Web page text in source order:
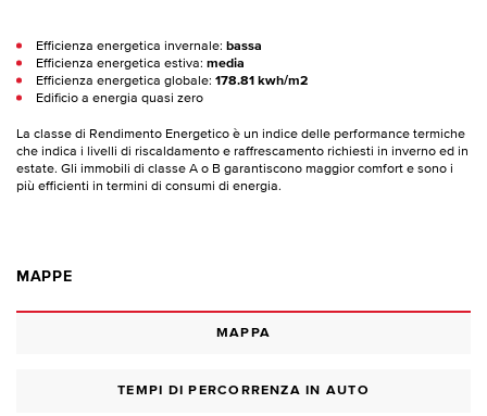
Efficienza energetica invernale: bassa
Efficienza energetica estiva: media
Efficienza energetica globale: 178.81 kwh/m2
Edificio a energia quasi zero
La classe di Rendimento Energetico è un indice delle performance termiche
che indica i livelli di riscaldamento e raffrescamento richiesti in inverno ed in
estate. Gli immobili di classe A o B garantiscono maggior comfort e sono i
più efficienti in termini di consumi di energia.
MAPPE
MAPPA
TEMPI DI PERCORRENZA IN AUTO